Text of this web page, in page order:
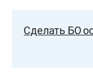
Сделать БО